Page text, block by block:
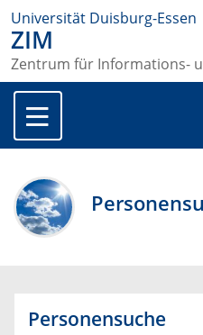
Universität Duisburg-Essen
ZIM
Zentrum für Informations-
Personensuche